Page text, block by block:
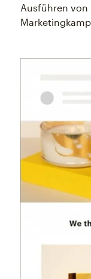
Ausführen von